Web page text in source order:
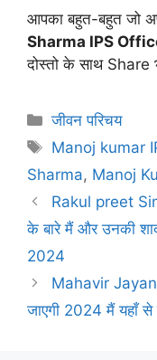
आपका बहुत-बहुत जो
Sharma IPS
दोस्तो के साथ Share
Categories
जीवन परिचय
Tags
Manoj kumar
Sharma, Manoj
Rakul preet
के बारे मैं और उनकी
2024
Mahavir
जाएगी 2024 मैं यहाँ